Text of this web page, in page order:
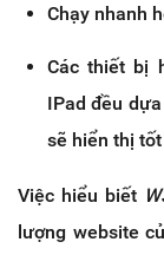
Chạy nhanh
Các thiết bị
IPad đều
sẽ hiển thị
Việc hiểu biết
lượng website